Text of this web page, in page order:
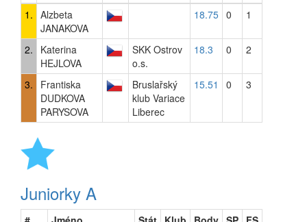
1. Alzbeta
JANAKOVA
18.75 0 1
2.
Katerina
HEJLOVA
SKK Ostrov
o.s.
18.3 0 2
3.
Frantiska
DUDKOVA
PARYSOVA
Bruslařský
klub Variace
Liberec
15.51 0 3
Juniorky A